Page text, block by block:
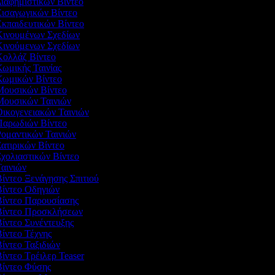
Βίντεο
Βίντεο
Σχεδίων
Σχεδίων
Βίντεο
Ταινίας
Βίντεο
Βίντεο
Ταινιών
Ταινιών
Βίντεο
Ταινιών
Βίντεο
Βίντεο
Ξενάγησης Σπιτιού
Οδηγιών
Παρουσίασης
Προσκλήσεων
Συνέντευξης
Τέχνης
Ταξιδιών
Τρέιλερ Teaser
Φύσης